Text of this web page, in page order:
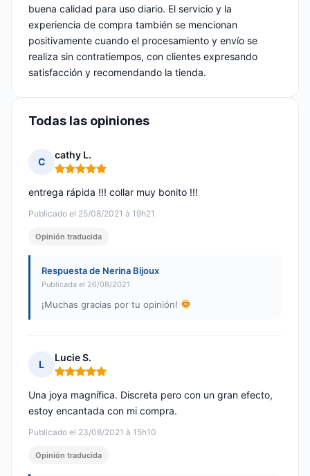
buena calidad para uso diario. El servicio y la
experiencia de compra también se mencionan
positivamente cuando el procesamiento y envío se
realiza sin contratiempos, con clientes expresando
satisfacción y recomendando la tienda.
Todas las opiniones
C
cathy L.
Nota: 5 de 5
Publicado el 25/08/2021 à 19h21
entrega rápida !!! collar muy bonito !!!
Opinión traducida
Respuesta de Nerina Bijoux
Publicada el 26/08/2021
¡Muchas gracias por tu opinión!
L
Lucie S.
Nota: 5 de 5
Publicado el 23/08/2021 à 15h10
Una joya magnífica. Discreta pero con un gran efecto,
estoy encantada con mi compra.
Opinión traducida